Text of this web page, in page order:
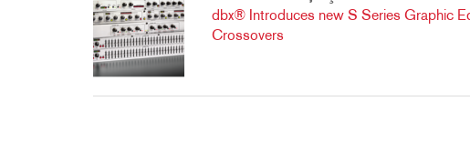
dbx® Introduces new S Series Graphic
Crossovers